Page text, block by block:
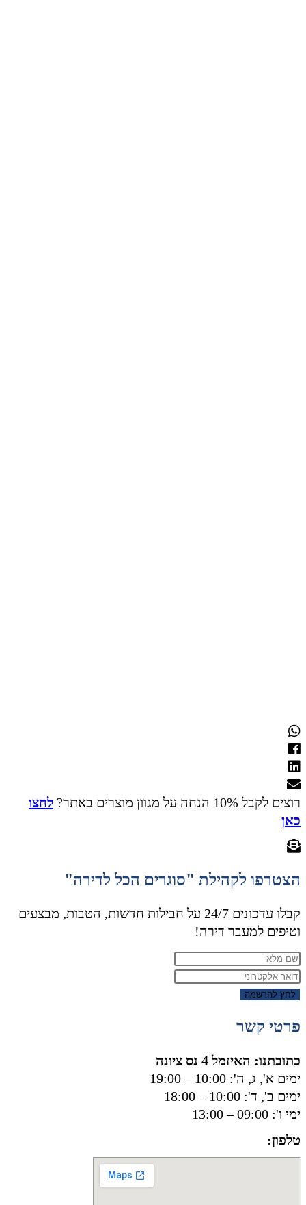
רוצים לקבל 10% הנחה על מגוון מוצרים באתר?
לחצו
כאן
הצטרפו לקהילת "סוגרים הכל לדירה"
קבלו עדכונים 24/7 על חבילות חדשות, הטבות, מבצעים
וטיפים למעבר דירה!
לחץ להרשמה
פרטי קשר
כתובתנו: האיזמל 4 נס ציונה
ימים א', ג, ה': 10:00 – 19:00
ימים ב', ד': 10:00 – 18:00
ימי ו': 09:00 – 13:00
טלפון: